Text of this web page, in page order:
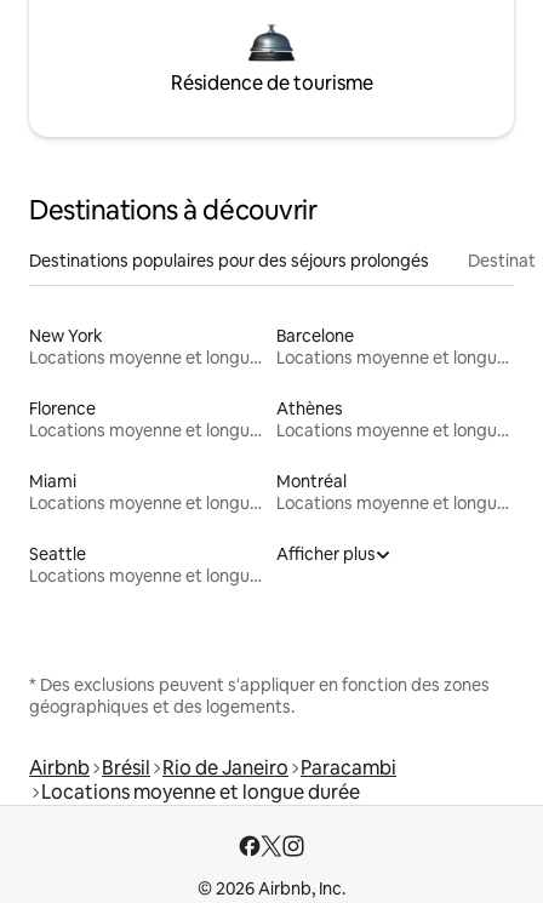
Résidence de tourisme
Destinations à découvrir
Destinations populaires pour des séjours prolongés
New York
Locations moyenne et longue durée
Barcelone
Locations moyenne et longue durée
Florence
Locations moyenne et longue durée
Athènes
Locations moyenne et longue durée
Miami
Locations moyenne et longue durée
Montréal
Locations moyenne et longue durée
Seattle
Locations moyenne et longue durée
Afficher plus
* Des exclusions peuvent s'appliquer en fonction des zones
géographiques et des logements.
Airbnb Brésil Rio de Janeiro Paracambi
Locations moyenne et longue durée
© 2026 Airbnb, Inc.